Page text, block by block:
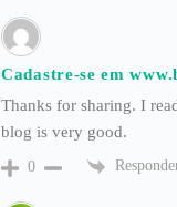
Cadastre-se em
Thanks for sharing. I
blog is very good.
0